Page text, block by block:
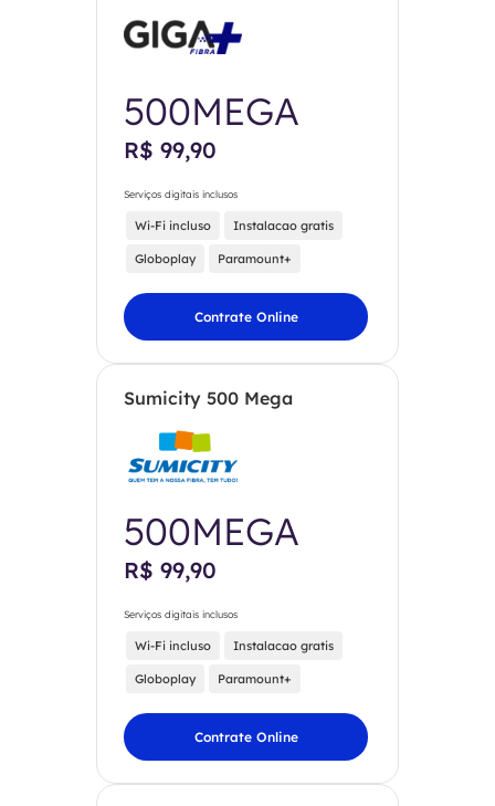
500MEGA
R$ 99,90
Serviços digitais inclusos
Wi-Fi incluso Instalacao gratis
Globoplay Paramount+
Contrate Online
Sumicity 500 Mega
500MEGA
R$ 99,90
Serviços digitais inclusos
Wi-Fi incluso Instalacao gratis
Globoplay Paramount+
Contrate Online